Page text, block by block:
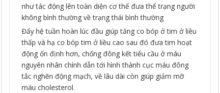
như tác động lên toàn diện cơ thể đưa thể trạng người
không bình thường về trạng thái bình thường
Đẩy hệ tuần hoàn lúc đầu giúp tăng co bóp ở tim ở liều
thấp và hạ co bóp tim ở liều cao sau đó đưa tim hoạt
động ổn định hơn, chống đông kết tiểu cầu ở máu
nguyên nhân chính dẫn tới hình thành cục máu đông
tắc nghẽn động mạch, về lâu dài còn giúp giảm mỡ
máu cholesterol.